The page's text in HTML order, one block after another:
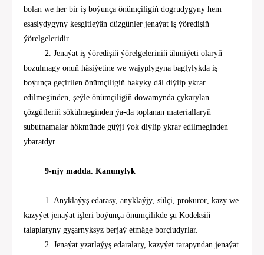
bolan we her bir iş boýunça önümçiligiň dogrudygyny hem
esaslydygyny kesgitleýän düzgünler jenaýat iş ýöredişiň
ýörelgeleridir.
2. Jenaýat iş ýöredişiň ýörelgeleriniň ähmiýeti olaryň
bozulmagy onuň häsiýetine we wajyplygyna baglylykda iş
boýunça geçirilen önümçiligiň hakyky däl diýlip ykrar
edilmeginden, şeýle önümçiligiň dowamynda çykarylan
çözgütleriň sökülmeginden ýa-da toplanan materiallaryň
subutnamalar hökmünde güýji ýok diýlip ykrar edilmeginden
ybaratdyr.
9-njy madda. Kanunylyk
1. Anyklaýyş edarasy, anyklaýjy, sülçi, prokuror, kazy we
kazyýet jenaýat işleri boýunça önümçilikde şu Kodeksiň
talaplaryny gyşarnyksyz berjaý etmäge borçludyrlar.
2. Jenaýat yzarlaýyş edaralary, kazyýet tarapyndan jenaýat